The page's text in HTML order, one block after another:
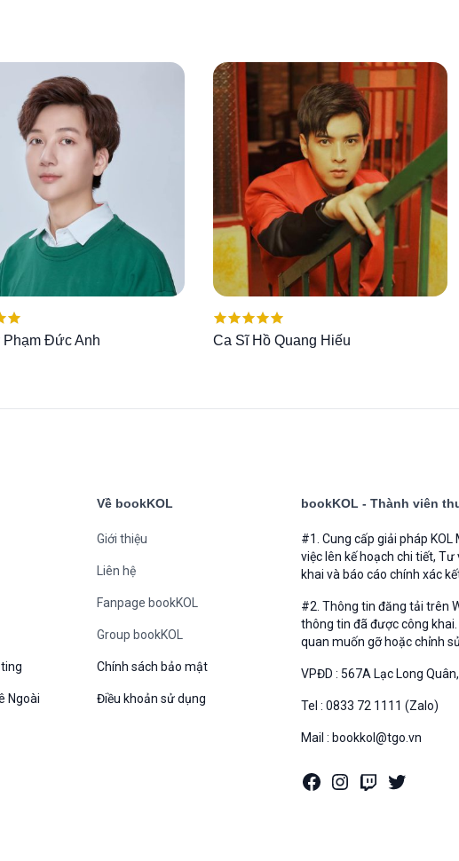
Phạm Đức Anh Ca Sĩ Hồ Quang Hiếu
Được xếp
Ngoài
Về bookKOL
Giới thiệu
Liên hệ
Fanpage bookKOL
Group bookKOL
Chính sách bảo mật
Điều khoản sử dụng
bookKOL - Thành viên
#1. Cung cấp giải pháp
việc lên kế hoạch chi tiết,
khai và báo cáo chính xác
#2. Thông tin đăng tải trên
thông tin đã được công
quan muốn gỡ hoặc chỉnh
VPĐD : 567A Lạc Long
Tel : 0833 72 1111 (Zalo)
Mail : bookkol@tgo.vn